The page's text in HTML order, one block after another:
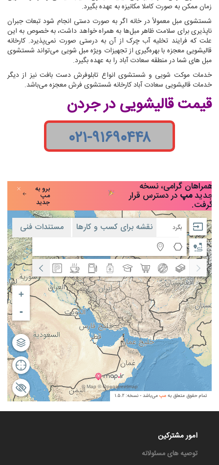
زمان ممکن به صورت کاملا مکانیزه به عهده بگیرد.
شستشوی مبل معمولاً در خانه اگر به صورت دستی انجام شود تبعات جبران
ناپذیری برای سلامت ظاهر مبل‌ها به همراه خواهد داشت، به خصوص به این
علت که فرایند تخلیه آب چرک از آن به درستی صورت نمی‌پذیرد. کارخانه
قالیشویی معجزه با بهره‌گیری از تجهیزات ویژه مبل شویی می‌تواند شستشوی
مبل های شما در منطقه سعادت آباد را به عهده بگیرد.
خدمات موکت شویی و شستشوی انواع تابلوفرش دست بافت نیز از دیگر
خدمات قالیشویی سعادت آباد کارخانه شستشوی فرش معجزه می‌باشد.
قیمت قالیشویی در جردن
۰۲۱-۹۱۶۹۰۴۴۸
امور مشترکین
توصیه های مسئولانه